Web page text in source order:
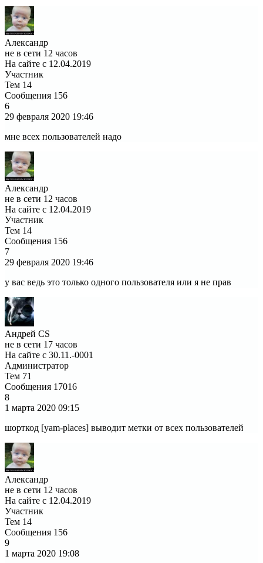
Александр
не в сети 12 часов
На сайте с 12.04.2019
Участник
Тем 14
Сообщения 156
6
29 февраля 2020 19:46
мне всех пользователей надо
Александр
не в сети 12 часов
На сайте с 12.04.2019
Участник
Тем 14
Сообщения 156
7
29 февраля 2020 19:46
у вас ведь это только одного пользователя или я не прав
Андрей CS
не в сети 17 часов
На сайте с 30.11.-0001
Администратор
Тем 71
Сообщения 17016
8
1 марта 2020 09:15
шорткод [yam-places] выводит метки от всех пользователей
Александр
не в сети 12 часов
На сайте с 12.04.2019
Участник
Тем 14
Сообщения 156
9
1 марта 2020 19:08